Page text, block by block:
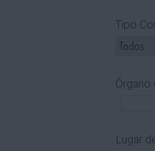
Tipo
Lugar